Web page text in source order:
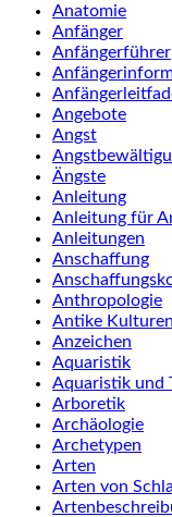
Anatomie
Anfänger
Anfängerführer
Angebote
Angst
Ängste
Anleitung
Anleitung für
Anleitungen
Anschaffung
Anthropologie
Antike Kulturen
Anzeichen
Aquaristik
Aquaristik und
Arboretik
Archäologie
Archetypen
Arten
Arten von